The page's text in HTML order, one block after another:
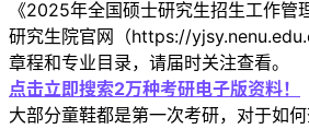
《2025年全国硕士研究生招生工作管
研究生院官网（https://
章程和专业目录，请届时关注查看。
点击立即搜索2万种考研电子版资料！
大部分童鞋都是第一次考研，对于如何